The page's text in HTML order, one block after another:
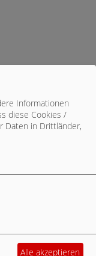
Informationen
diese Cookies /
Daten in Drittländer,
Alle akzeptieren